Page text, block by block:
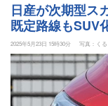
日産が次期型ス
既定路線もSUV
2025年5月23日 15時30分 写真：く